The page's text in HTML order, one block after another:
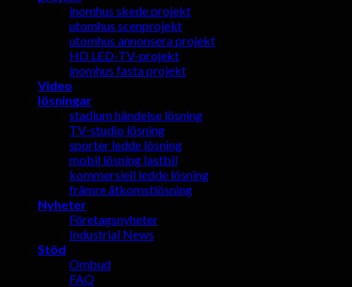
inomhus skede projekt
utomhus scenprojekt
utomhus annonsera projekt
HD LED-TV-projekt
inomhus fasta projekt
Video
lösningar
stadium händelse lösning
TV-studio lösning
sporter ledde lösning
mobil lösning lastbil
kommersiell ledde lösning
främre åtkomstlösning
Nyheter
Företagsnyheter
Industrial News
Stöd
Ombud
FAQ